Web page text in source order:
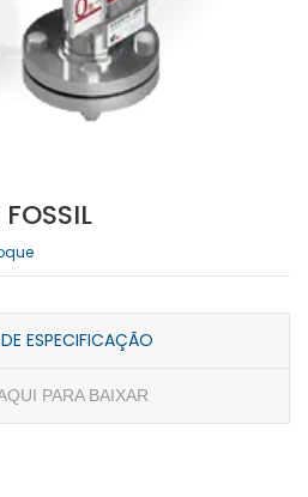
ESPECIFICAÇÃO
PARA BAIXAR